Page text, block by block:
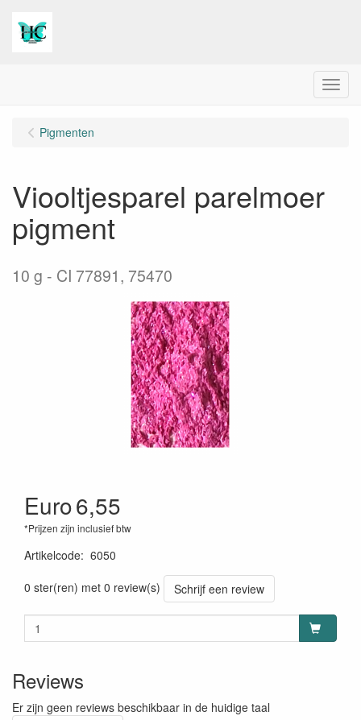
Menu
Pigmenten
Viooltjesparel parelmoer
pigment
10 g CI 77891, 75470
Euro6,55
*Prijzen zijn inclusief btw
Artikelcode: 6050
0 ster(ren) met 0 review(s)
Schrijf een review
Reviews
Er zijn geen reviews beschikbaar in de huidige taal